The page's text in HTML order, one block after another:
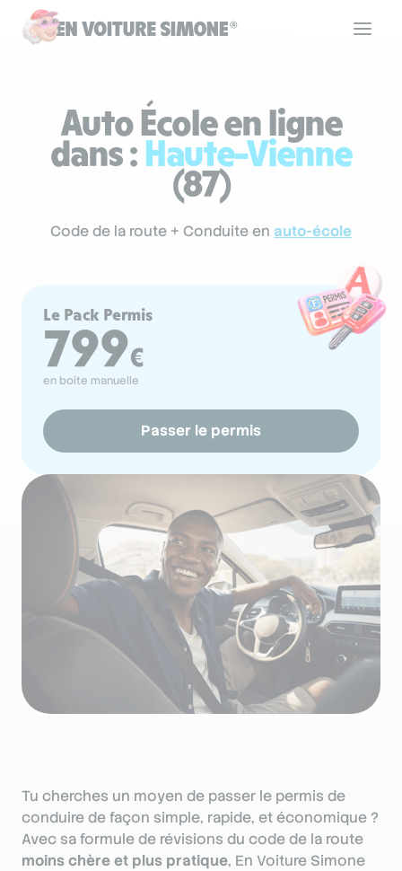
Permis de conduire
Auto École en ligne
dans : Haute-Vienne
(87)
Code de la route + Conduite en auto-école
Le Pack Permis
799€
en boîte manuelle
Passer le permis
Tu cherches un moyen de passer le permis de
conduire de façon simple, rapide, et économique ?
Avec sa formule de révisions du code de la route
moins chère et plus pratique, En Voiture Simone